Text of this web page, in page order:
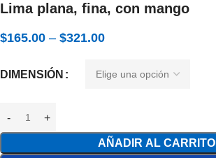
Lima plana, fina, con mango
$165.00 – $321.00
DIMENSIÓN
AÑADIR AL CARRITO